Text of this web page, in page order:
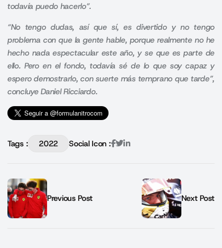
todavía puedo hacerlo”.
“No tengo dudas, así que sí, es divertido y no tengo
problema con que la gente hable, porque realmente no he
hecho nada espectacular este año, y se que es parte de
ello. Pero en el fondo, todavía sé de lo que soy capaz y
espero demostrarlo, con suerte más temprano que tarde”,
concluyeDaniel Ricciardo.
Tags : 2022 Social Icon :
Previous Post Next Post